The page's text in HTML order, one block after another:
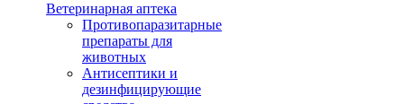
Ветеринарная аптека
Противопаразитарные
препараты для
животных
Антисептики и
дезинфицирующие